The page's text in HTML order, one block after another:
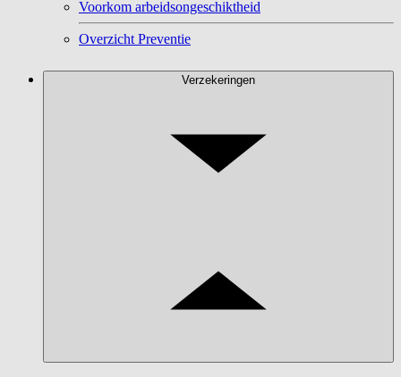
Voorkom arbeidsongeschiktheid
Overzicht Preventie
Verzekeringen